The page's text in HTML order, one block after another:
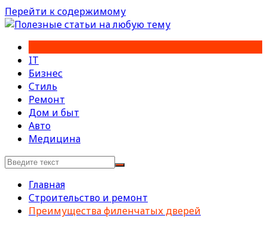
Перейти к содержимому
IT
Бизнес
Стиль
Ремонт
Дом и быт
Авто
Медицина
Главная
Строительство и ремонт
Преимущества филенчатых дверей